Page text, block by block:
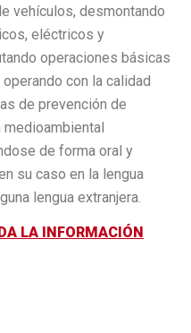
vehículos, desmontando
eléctricos y
operaciones básicas
con la calidad
de prevención de
de forma oral y
su caso en la lengua
lengua extranjera.
LA INFORMACIÓN